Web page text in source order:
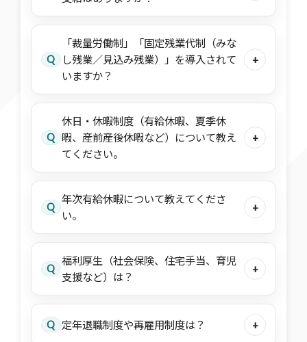
Q
「裁量労働制」「固定残業代制（みな
し残業／見込み残業）」を導入されて
いますか？
+
Q
休日・休暇制度（有給休暇、夏季休
暇、産前産後休暇など）について教え
てください。
+
Q
年次有給休暇について教えてくださ
い。
+
Q
福利厚生（社会保険、住宅手当、育児
支援など）は？
+
Q 定年退職制度や再雇用制度は？ +